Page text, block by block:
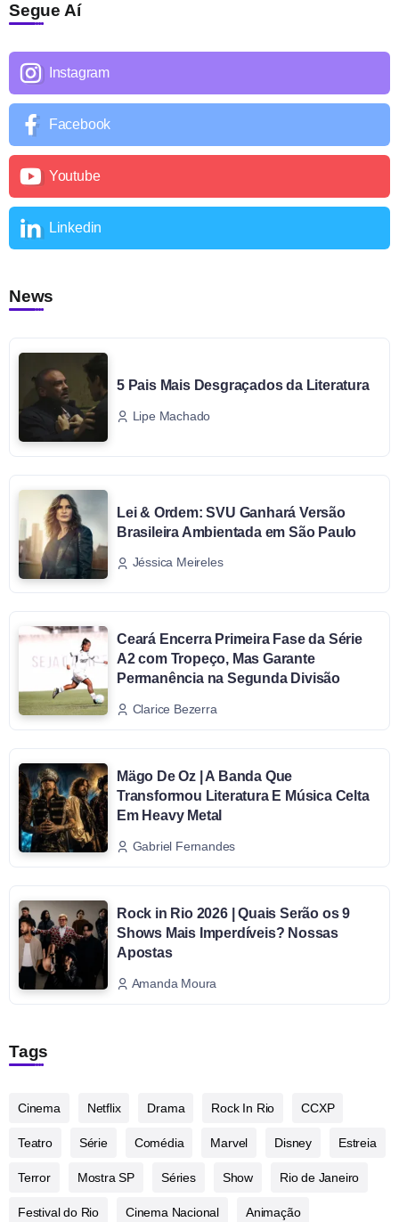
Segue Aí
Instagram
Facebook
Youtube
Linkedin
News
5 Pais Mais Desgraçados da Literatura
Lipe Machado
Lei & Ordem: SVU Ganhará Versão
Brasileira Ambientada em São Paulo
Jéssica Meireles
Ceará Encerra Primeira Fase da Série
A2 com Tropeço, Mas Garante
Permanência na Segunda Divisão
Clarice Bezerra
Mägo De Oz | A Banda Que
Transformou Literatura E Música Celta
Em Heavy Metal
Gabriel Fernandes
Rock in Rio 2026 | Quais Serão os 9
Shows Mais Imperdíveis? Nossas
Apostas
Amanda Moura
Tags
Cinema Netflix Drama Rock In Rio CCXP
Teatro Série Comédia Marvel Disney Estreia
Terror Mostra SP Séries Show Rio de Janeiro
Festival do Rio Cinema Nacional Animação